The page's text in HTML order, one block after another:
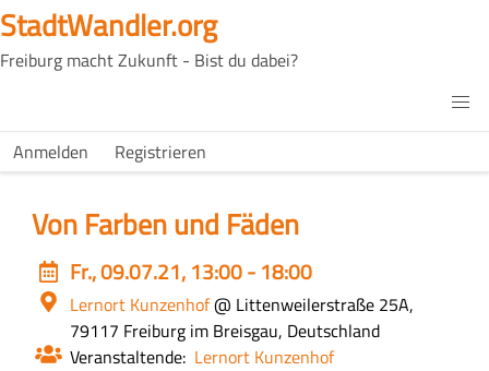
Direkt
zum
Inhalt
StadtWandler.org
Freiburg macht Zukunft - Bist du dabei?
Main
H4C
USER
Anmelden Registrieren
Von Farben und Fäden
Event
date
Fr., 09.07.21, 13:00 - 18:00
Ort
Lernort Kunzenhof@ Littenweilerstraße 25A,
79117 Freiburg im Breisgau, Deutschland
Veranstaltende Lernort Kunzenhof